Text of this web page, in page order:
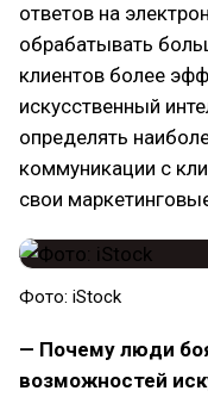
ответов на
обрабатывать
клиентов более
искусственный
определять
коммуникации с
свои
Фото: iStock
— Почему люди
возможностей